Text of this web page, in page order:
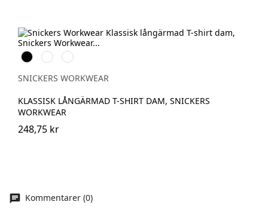
Svart Vit
Marinblå
SNICKERS WORKWEAR
KLASSISK LÅNGÄRMAD T-SHIRT DAM, SNICKERS
WORKWEAR
248,75 kr
Kommentarer (0)